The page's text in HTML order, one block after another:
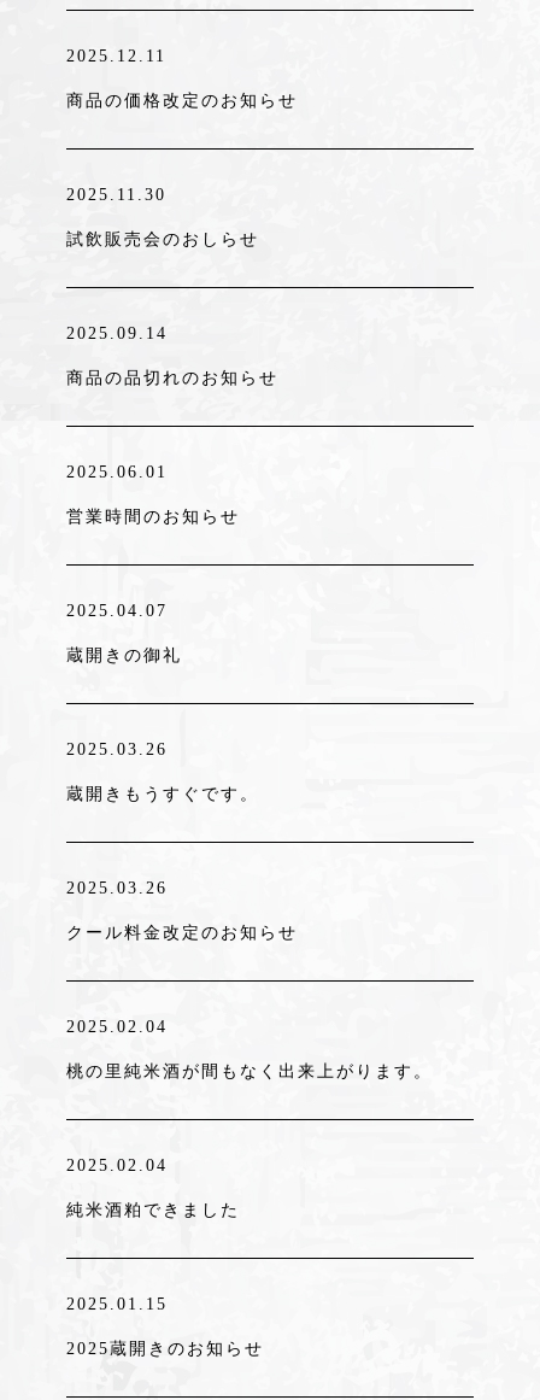
2025.12.11
商品の価格改定のお知らせ
2025.11.30
試飲販売会のおしらせ
2025.09.14
商品の品切れのお知らせ
2025.06.01
営業時間のお知らせ
2025.04.07
蔵開きの御礼
2025.03.26
蔵開きもうすぐです。
2025.03.26
クール料金改定のお知らせ
2025.02.04
桃の里純米酒が間もなく出来上がります。
2025.02.04
純米酒粕できました
2025.01.15
2025蔵開きのお知らせ